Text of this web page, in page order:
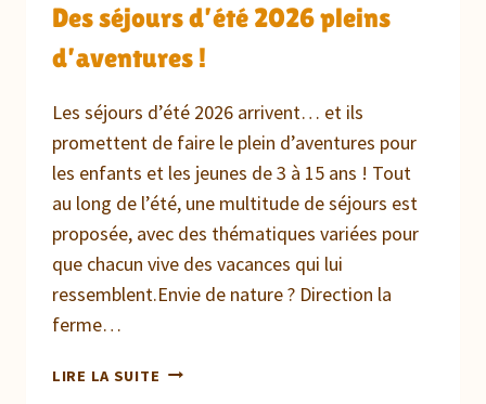
Des séjours d’été 2026 pleins
d’aventures !
Les séjours d’été 2026 arrivent… et ils
promettent de faire le plein d’aventures pour
les enfants et les jeunes de 3 à 15 ans ! Tout
au long de l’été, une multitude de séjours est
proposée, avec des thématiques variées pour
que chacun vive des vacances qui lui
ressemblent.Envie de nature ? Direction la
ferme…
LIRE LA SUITE DES